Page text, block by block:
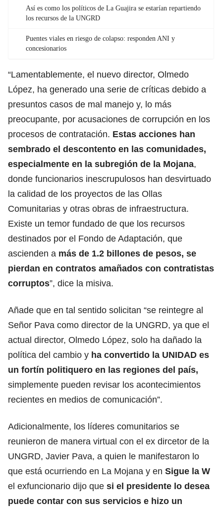
Así es como los políticos de La Guajira se estarían repartiendo
los recursos de la UNGRD
Puentes viales en riesgo de colapso: responden ANI y
concesionarios
“Lamentablemente, el nuevo director, Olmedo
López, ha generado una serie de críticas debido a
presuntos casos de mal manejo y, lo más
preocupante, por acusaciones de corrupción en los
procesos de contratación. Estas acciones han
sembrado el descontento en las comunidades,
especialmente en la subregión de la Mojana,
donde funcionarios inescrupulosos han desvirtuado
la calidad de los proyectos de las Ollas
Comunitarias y otras obras de infraestructura.
Existe un temor fundado de que los recursos
destinados por el Fondo de Adaptación, que
ascienden a más de 1.2 billones de pesos, se
pierdan en contratos amañados con contratistas
corruptos”, dice la misiva.
Añade que en tal sentido solicitan “se reintegre al
Señor Pava como director de la UNGRD, ya que el
actual director, Olmedo López, solo ha dañado la
política del cambio y ha convertido la UNIDAD es
un fortín politiquero en las regiones del país,
simplemente pueden revisar los acontecimientos
recientes en medios de comunicación”.
Adicionalmente, los líderes comunitarios se
reunieron de manera virtual con el ex dircetor de la
UNGRD, Javier Pava, a quien le manifestaron lo
que está ocurriendo en La Mojana y en Sigue la W
el exfuncionario dijo que si el presidente lo desea
puede contar con sus servicios e hizo un